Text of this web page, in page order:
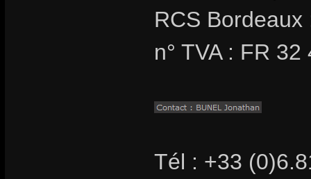
RCS
n° TVA : FR
Tél : +33